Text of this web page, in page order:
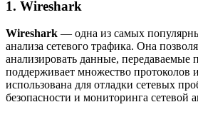
1. Wireshark
Wireshark — одна из самых
анализа сетевого трафика. Она
анализировать данные, передаваемые
поддерживает множество протоколов
использована для отладки сетевых
безопасности и мониторинга сетевой